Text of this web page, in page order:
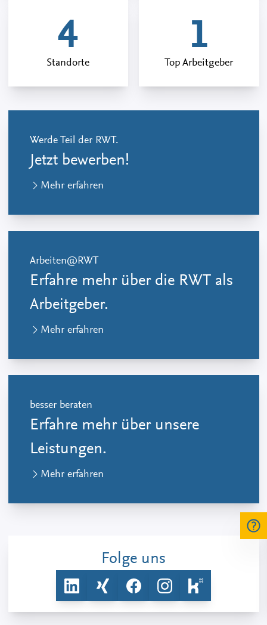
4
Standorte
1
Top Arbeitgeber
Werde Teil der RWT.
Jetzt bewerben!
Mehr erfahren
Arbeiten@RWT
Erfahre mehr über die RWT als
Arbeitgeber.
Mehr erfahren
besser beraten
Erfahre mehr über unsere
Leistungen.
Mehr erfahren
Folge uns